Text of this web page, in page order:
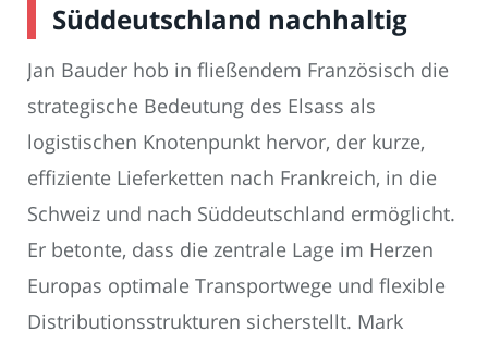
Süddeutschland nachhaltig
Jan Bauder hob in fließendem Französisch die
strategische Bedeutung des Elsass als
logistischen Knotenpunkt hervor, der kurze,
effiziente Lieferketten nach Frankreich, in die
Schweiz und nach Süddeutschland ermöglicht.
Er betonte, dass die zentrale Lage im Herzen
Europas optimale Transportwege und flexible
Distributionsstrukturen sicherstellt. Mark